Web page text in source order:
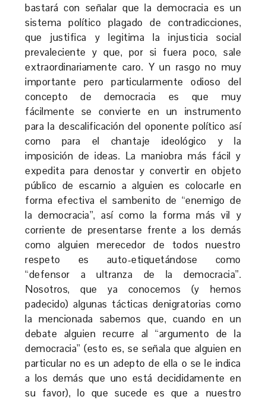
bastará con señalar que la democracia es un
sistema político plagado de contradicciones,
que justifica y legitima la injusticia social
prevaleciente y que, por si fuera poco, sale
extraordinariamente caro. Y un rasgo no muy
importante pero particularmente odioso del
concepto de democracia es que muy
fácilmente se convierte en un instrumento
para la descalificación del oponente político así
como para el chantaje ideológico y la
imposición de ideas. La maniobra más fácil y
expedita para denostar y convertir en objeto
público de escarnio a alguien es colocarle en
forma efectiva el sambenito de “enemigo de
la democracia”, así como la forma más vil y
corriente de presentarse frente a los demás
como alguien merecedor de todos nuestro
respeto es auto-etiquetándose como
“defensor a ultranza de la democracia”.
Nosotros, que ya conocemos (y hemos
padecido) algunas tácticas denigratorias como
la mencionada sabemos que, cuando en un
debate alguien recurre al “argumento de la
democracia” (esto es, se señala que alguien en
particular no es un adepto de ella o se le indica
a los demás que uno está decididamente en
su favor), lo que sucede es que a nuestro